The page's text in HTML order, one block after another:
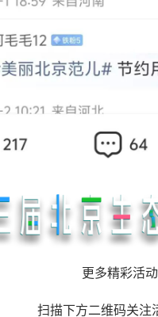
更多精彩活动
扫描下方二维码关注